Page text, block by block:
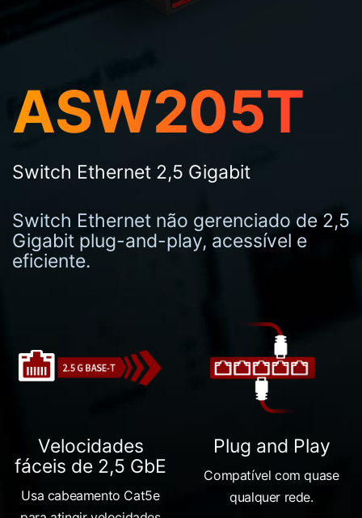
ASW205T
Switch Ethernet 2,5 Gigabit
Switch Ethernet não gerenciado de 2,5
Gigabit plug-and-play, acessível e
eficiente.
Velocidades
fáceis de 2,5 GbE
Usa cabeamento Cat5e
Plug and Play
Compatível com quase
qualquer rede.